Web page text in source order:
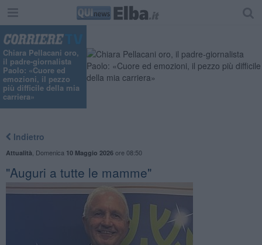
Chiara Pellacani oro,
il padre-giornalista
Paolo: «Cuore ed
emozioni, il pezzo
più difficile della mia
carriera»
Indietro
Attualità Domenica 10 Maggio 2026ore 08:50
"Auguri a tutte le mamme"